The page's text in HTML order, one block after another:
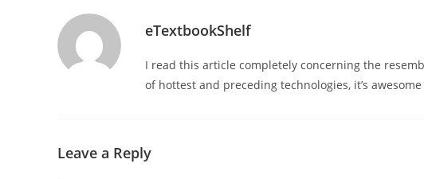
eTextbookShelf
I read this article completely concerning the
of hottest and preceding technologies, it’s
Leave a Reply